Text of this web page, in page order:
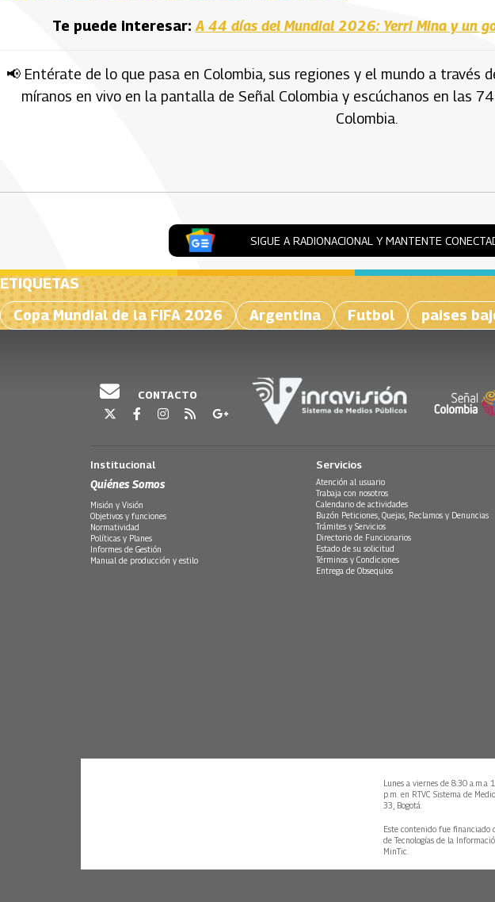
Te puede interesar: A 44 días del Mundial 2026: Yerri Mina y un
📢 Entérate de lo que pasa en Colombia, sus regiones y el mundo a través
míranos en vivo en la pantalla de Señal Colombia y escúchanos en las
Colombia.
SIGUE A RADIONACIONAL Y MANTENTE
ETIQUETAS
Copa Mundial de la FIFA 2026
Argentina Futbol paises
CONTACTO
Institucional
Quiénes Somos
Misión y Visión
Objetivos y funciones
Normatividad
Políticas y Planes
Informes de Gestión
Manual de producción y estilo
Servicios
Atención al usuario
Trabaja con nosotros
Calendario de actividades
Buzón Peticiones, Quejas, Reclamos y Denuncias
Trámites y Servicios
Directorio de Funcionarios
Estado de su solicitud
Términos y Condiciones
Entrega de Obsequios
Lunes a viernes de 8:30 a.m.a
p.m. en RTVC Sistema de
33, Bogotá.
Este contenido fue financiado
de Tecnologías de la
MinTic.